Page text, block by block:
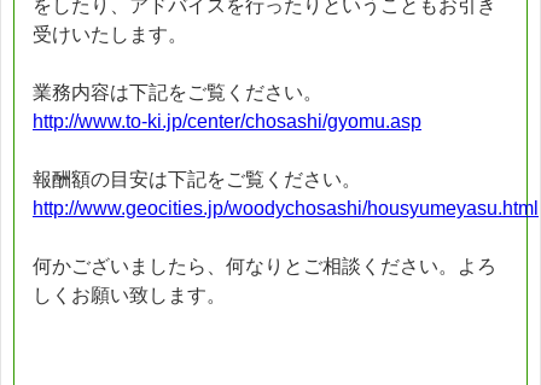
をしたり、アドバイスを行ったりということもお引き
受けいたします。
業務内容は下記をご覧ください。
http://www.to-ki.jp/center/chosashi/gyomu.asp
報酬額の目安は下記をご覧ください。
http://www.geocities.jp/woodychosashi/housyumeyasu.html
何かございましたら、何なりとご相談ください。よろ
しくお願い致します。